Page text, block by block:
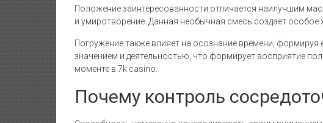
Положение заинтересованности отличается наилучшим
и умиротворение. Данная необычная смесь создаёт
Погружение также влияет на осознание времени,
значением и деятельностью, что формирует восприятие
моменте в 7k casino.
Почему контроль